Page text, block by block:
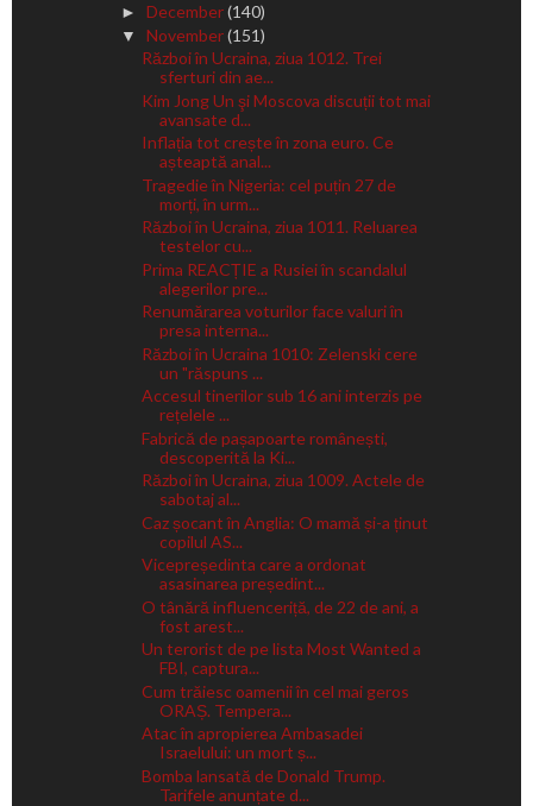
► December(140)
▼ November(151)
Război în Ucraina, ziua 1012. Trei
sferturi din ae...
Kim Jong Un şi Moscova discuții tot mai
avansate d...
Inflația tot crește în zona euro. Ce
așteaptă anal...
Tragedie în Nigeria: cel puțin 27 de
morți, în urm...
Război în Ucraina, ziua 1011. Reluarea
testelor cu...
Prima REACȚIE a Rusiei în scandalul
alegerilor pre...
Renumărarea voturilor face valuri în
presa interna...
Război în Ucraina 1010: Zelenski cere
un "răspuns ...
Accesul tinerilor sub 16 ani interzis pe
rețelele ...
Fabrică de pașapoarte românești,
descoperită la Ki...
Război în Ucraina, ziua 1009. Actele de
sabotaj al...
Caz șocant în Anglia: O mamă și-a ținut
copilul AS...
Vicepreședinta care a ordonat
asasinarea președint...
O tânără influenceriță, de 22 de ani, a
fost arest...
Un terorist de pe lista Most Wanted a
FBI, captura...
Cum trăiesc oamenii în cel mai geros
ORAȘ. Tempera...
Atac în apropierea Ambasadei
Israelului: un mort ș...
Bomba lansată de Donald Trump.
Tarifele anunțate d...